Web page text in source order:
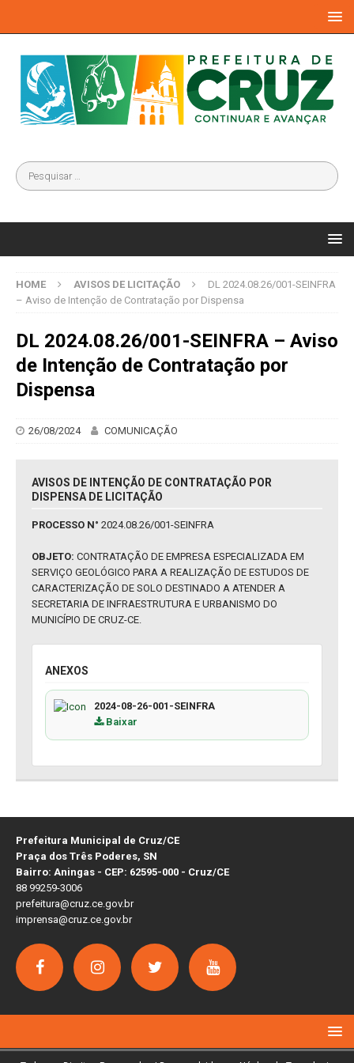
HOME AVISOS DE LICITAÇÃO
DL 2024.08.26/001-SEINFRA
– Aviso de Intenção de Contratação por Dispensa
DL 2024.08.26/001-SEINFRA – Aviso
de Intenção de Contratação por
Dispensa
26/08/2024 COMUNICAÇÃO
AVISOS DE INTENÇÃO DE CONTRATAÇÃO POR
DISPENSA DE LICITAÇÃO
PROCESSO N° 2024.08.26/001-SEINFRA
OBJETO: CONTRATAÇÃO DE EMPRESA ESPECIALIZADA EM
SERVIÇO GEOLÓGICO PARA A REALIZAÇÃO DE ESTUDOS DE
CARACTERIZAÇÃO DE SOLO DESTINADO A ATENDER A
SECRETARIA DE INFRAESTRUTURA E URBANISMO DO
MUNICÍPIO DE CRUZ-CE.
ANEXOS
2024-08-26-001-SEINFRA
Baixar
Prefeitura Municipal de Cruz/CE
Praça dos Três Poderes, SN
Bairro: Aningas - CEP: 62595-000 - Cruz/CE
88 99259-3006
prefeitura@cruz.ce.gov.br
imprensa@cruz.ce.gov.br